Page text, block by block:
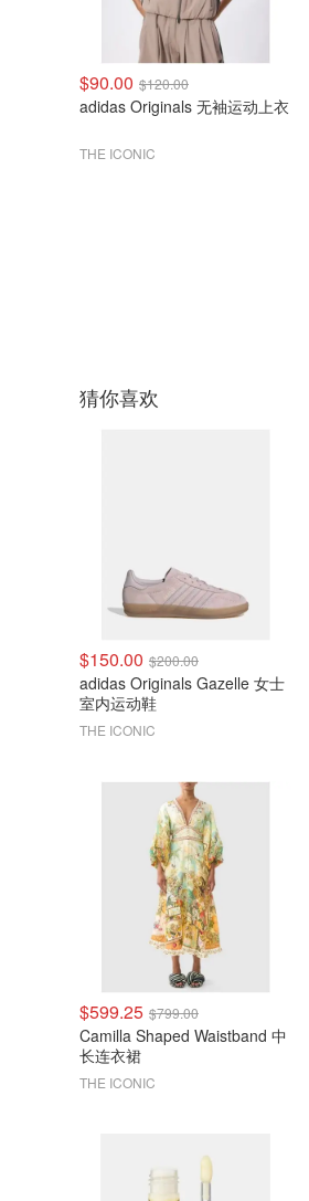
$90.00 $120.00
adidas Originals 无袖运动上衣
THE ICONIC
猜你喜欢
$150.00 $200.00
adidas Originals Gazelle 女士
室内运动鞋
THE ICONIC
$599.25 $799.00
Camilla Shaped Waistband 中
长连衣裙
THE ICONIC